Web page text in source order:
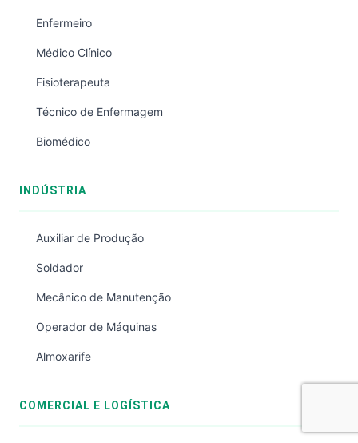
Enfermeiro
Médico Clínico
Fisioterapeuta
Técnico de Enfermagem
Biomédico
INDÚSTRIA
Auxiliar de Produção
Soldador
Mecânico de Manutenção
Operador de Máquinas
Almoxarife
COMERCIAL E LOGÍSTICA